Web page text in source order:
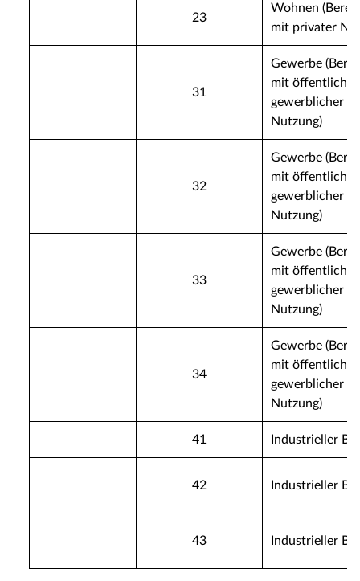
23
Wohnen
mit privater
31
Gewerbe
mit öffentlicher
gewerblicher
Nutzung)
32
Gewerbe
mit öffentlicher
gewerblicher
Nutzung)
33
Gewerbe
mit öffentlicher
gewerblicher
Nutzung)
34
Gewerbe
mit öffentlicher
gewerblicher
Nutzung)
41 Industrieller
42 Industrieller
43 Industrieller